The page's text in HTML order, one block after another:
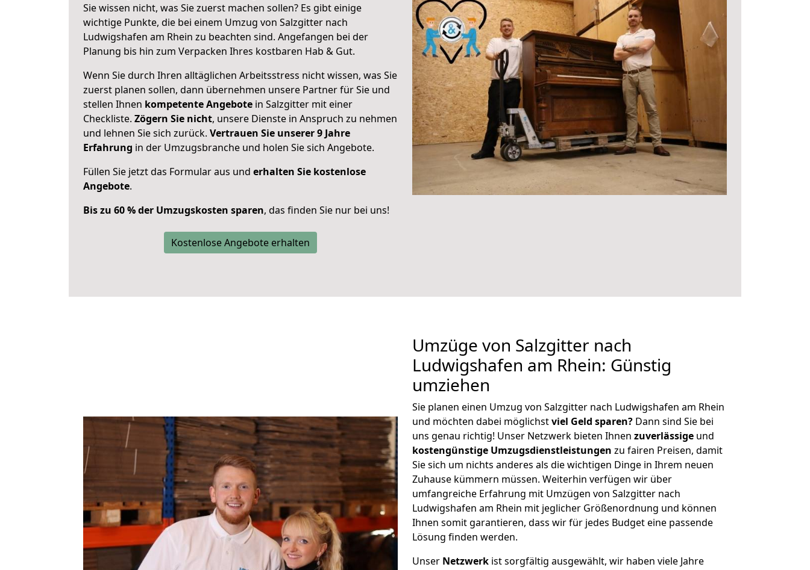
Sie wissen nicht, was Sie zuerst machen sollen? Es gibt einige
wichtige Punkte, die bei einem Umzug von Salzgitter nach
Ludwigshafen am Rhein zu beachten sind. Angefangen bei der
Planung bis hin zum Verpacken Ihres kostbaren Hab & Gut.
Wenn Sie durch Ihren alltäglichen Arbeitsstress nicht wissen, was Sie
zuerst planen sollen, dann übernehmen unsere Partner für Sie und
stellen Ihnen kompetente Angebote in Salzgitter mit einer
Checkliste. Zögern Sie nicht, unsere Dienste in Anspruch zu nehmen
und lehnen Sie sich zurück. Vertrauen Sie unserer 9 Jahre
Erfahrung in der Umzugsbranche und holen Sie sich Angebote.
Füllen Sie jetzt das Formular aus und erhalten Sie kostenlose
Angebote.
Bis zu 60 % der Umzugskosten sparen, das finden Sie nur bei uns!
Kostenlose Angebote erhalten
Umzüge von Salzgitter nach
Ludwigshafen am Rhein: Günstig
umziehen
Sie planen einen Umzug von Salzgitter nach Ludwigshafen am Rhein
und möchten dabei möglichstviel Geld sparen? Dann sind Sie bei
uns genau richtig! Unser Netzwerk bieten Ihnen zuverlässige und
kostengünstige Umzugsdienstleistungen zu fairen Preisen, damit
Sie sich um nichts anderes als die wichtigen Dinge in Ihrem neuen
Zuhause kümmern müssen. Weiterhin verfügen wir über
umfangreiche Erfahrung mit Umzügen von Salzgitter nach
Ludwigshafen am Rhein mit jeglicher Größenordnung und können
Ihnen somit garantieren, dass wir für jedes Budget eine passende
Lösung finden werden.
Unser Netzwerk ist sorgfältig ausgewählt, wir haben viele Jahre